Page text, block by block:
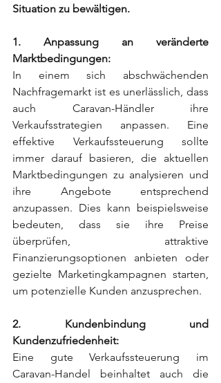
Situation zu bewältigen.
1. Anpassung an veränderte
Marktbedingungen:
In einem sich abschwächenden
Nachfragemarkt ist es unerlässlich, dass
auch Caravan-Händler ihre
Verkaufsstrategien anpassen. Eine
effektive Verkaufssteuerung sollte
immer darauf basieren, die aktuellen
Marktbedingungen zu analysieren und
ihre Angebote entsprechend
anzupassen. Dies kann beispielsweise
bedeuten, dass sie ihre Preise
überprüfen, attraktive
Finanzierungsoptionen anbieten oder
gezielte Marketingkampagnen starten,
um potenzielle Kunden anzusprechen.
2. Kundenbindung und
Kundenzufriedenheit:
Eine gute Verkaufssteuerung im
Caravan-Handel beinhaltet auch die